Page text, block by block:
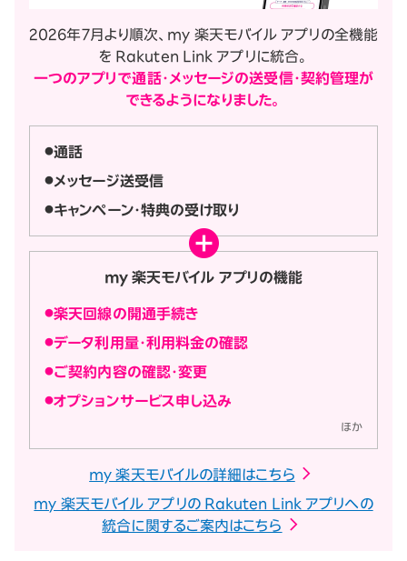
2026年7月より順次、my 楽天モバイル アプリの全機能
を Rakuten Link アプリに統合。
一つのアプリで通話・メッセージの送受信・契約管理が
できるようになりました。
通話
メッセージ送受信
キャンペーン・特典の受け取り
my 楽天モバイル アプリの機能
楽天回線の開通手続き
データ利用量・利用料金の確認
ご契約内容の確認・変更
オプションサービス申し込み
ほか
my 楽天モバイルの詳細はこちら
my 楽天モバイル アプリの Rakuten Link アプリへの
統合に関するご案内はこちら